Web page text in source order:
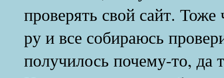
проверять свой сайт.
ру и все собираюсь
получилось почему-то, да